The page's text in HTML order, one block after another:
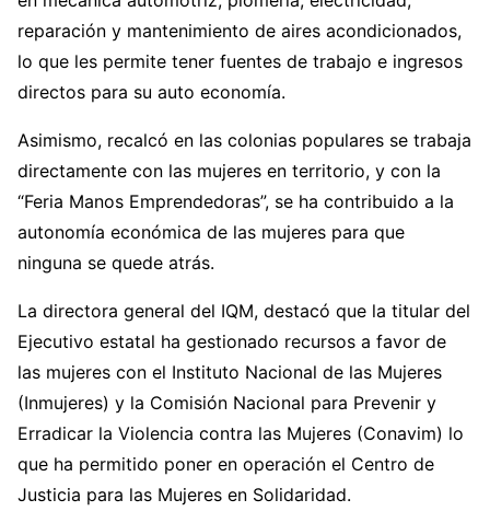
reparación y mantenimiento de aires acondicionados,
lo que les permite tener fuentes de trabajo e ingresos
directos para su auto economía.
Asimismo, recalcó en las colonias populares se trabaja
directamente con las mujeres en territorio, y con la
“Feria Manos Emprendedoras”, se ha contribuido a la
autonomía económica de las mujeres para que
ninguna se quede atrás.
La directora general del IQM, destacó que la titular del
Ejecutivo estatal ha gestionado recursos a favor de
las mujeres con el Instituto Nacional de las Mujeres
(Inmujeres) y la Comisión Nacional para Prevenir y
Erradicar la Violencia contra las Mujeres (Conavim) lo
que ha permitido poner en operación el Centro de
Justicia para las Mujeres en Solidaridad.